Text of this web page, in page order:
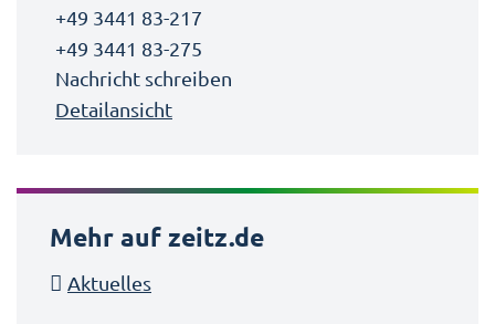
+49 3441 83-217
+49 3441 83-275
Nachricht schreiben
Detailansicht
Mehr auf zeitz.de
Aktuelles